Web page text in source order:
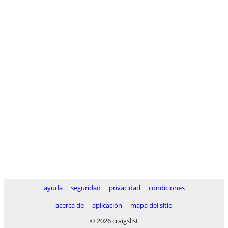
ayuda seguridad privacidad
condiciones
acerca de
aplicación
mapa del sitio
© 2026 craigslist